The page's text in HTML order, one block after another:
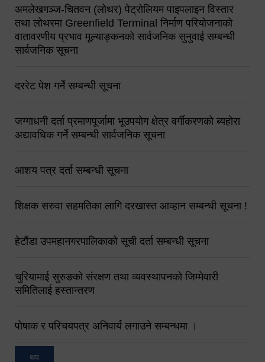
अमलेखगञ्ज-चितवन (लोथर) पेट्रोलियम पाइपलाइन विस्तार
तथा लोथरमा Greenfield Terminal निर्माण परियोजनाको
वातावरणीय प्रभाव मूल्याङ्कनको सार्वजनिक सुनुवाई सम्बन्धी
सार्वजनिक सूचना
दररेट पेश गर्ने सम्बन्धी सूचना
जग्गाधनी दर्ता प्रमाणपूर्जामा भूउपयोग क्षेत्र वर्गीकरणको ब्यहोरा
अद्यावधिक गर्ने सम्बन्धी सार्वजनिक सूचना
आशय पत्र दर्ता सम्बन्धी सूचना
शिक्षक सरुवा सहमतिका लागि दरखास्त आव्हान सम्बन्धी सूचना !
हेटौंडा उपमहानगरपालिकाको सूची दर्ता सम्बन्धी सूचना
चुरियामाई सुरुङको संरक्षण तथा व्यवस्थापनको जिम्मेवारी
समितिलाई हस्तान्तरण
पोषाक र परिचयपत्र अनिवार्य लगाउने सम्बन्धमा ।
थप